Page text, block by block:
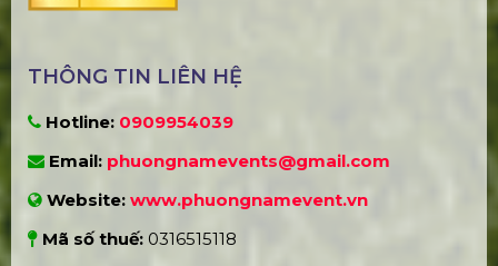
THÔNG TIN LIÊN HỆ
Hotline: 0909954039
Email: phuongnamevents@gmail.com
Website: www.phuongnamevent.vn
Mã số thuế: 0316515118